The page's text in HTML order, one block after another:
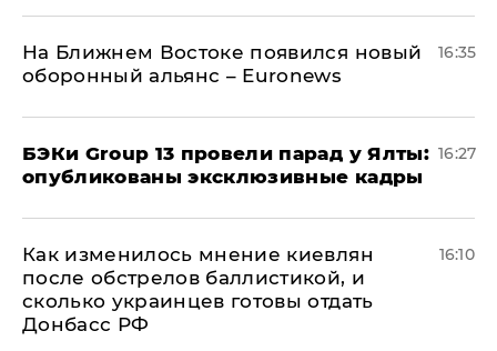
На Ближнем Востоке появился новый
оборонный альянс – Euronews
16:35
​БЭКи Group 13 провели парад у Ялты:
опубликованы эксклюзивные кадры
16:27
Как изменилось мнение киевлян
после обстрелов баллистикой, и
сколько украинцев готовы отдать
Донбасс РФ
16:10